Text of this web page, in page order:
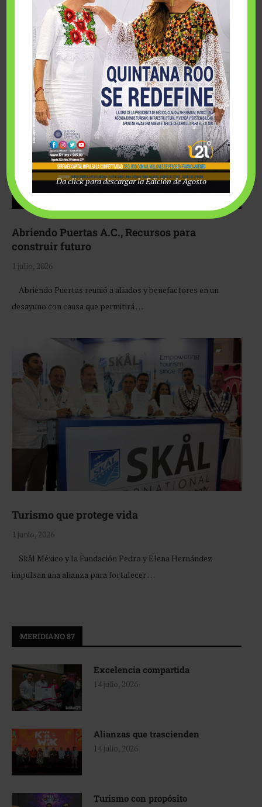
Fairmont Mayakoba y Make-A-Wish México unieron
esfuerzos para hacer realidad el deseo de una …
Abriendo Puertas A.C., Recursos para
construir futuro
1 julio, 2026
Abriendo Puertas reunió a aliados y benefactores en un
desayuno con causa que permitirá …
Turismo que protege vida
1 junio, 2026
Skål México y la Fundación Pedro y Elena Hernández
impulsan una alianza para fortalecer …
MERIDIANO 87
Excelencia compartida
14 julio, 2026
Alianzas que trascienden
14 julio, 2026
Turismo con propósito
Da click para descargar la Edición de Agosto